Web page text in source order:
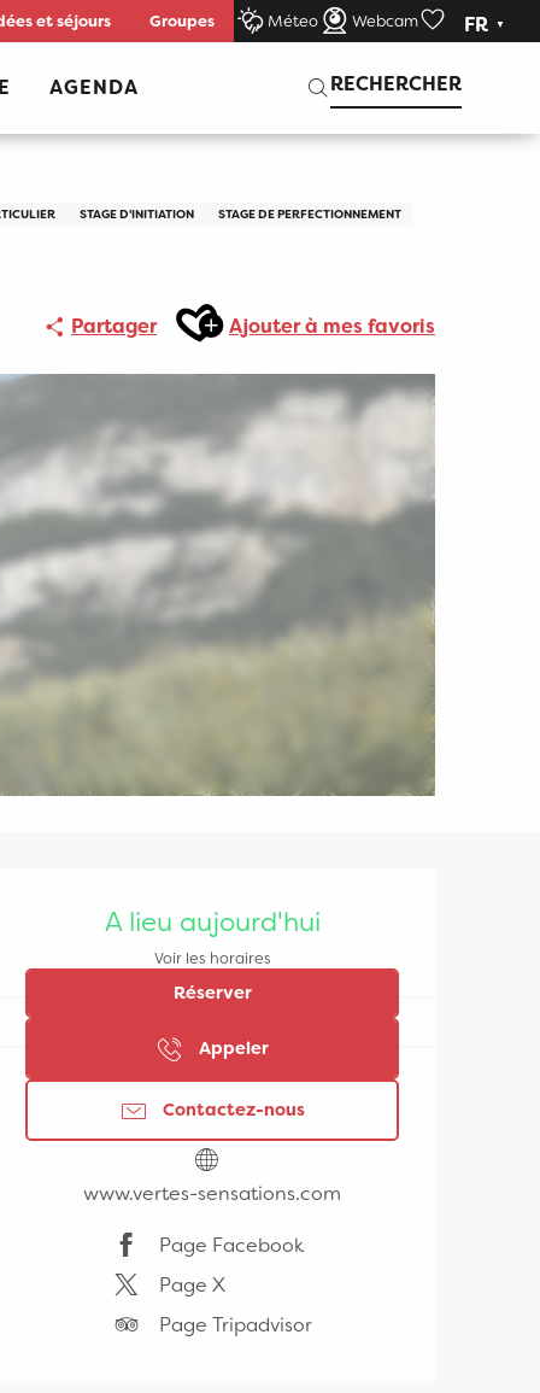
et séjours Groupes Méteo Webcam FR
AGENDA RECHERCHER
Recherche
STAGE D'INITIATION
STAGE DE PERFECTIONNEMENT
Partager
Ajouter aux favoris
Ajouter à mes favoris
Ouverture et
A lieu aujourd'hui
Voir les horaires
Réserver
Appeler
Contactez-nous
www.vertes-sensations.com
Page Facebook
Page X
Page Tripadvisor